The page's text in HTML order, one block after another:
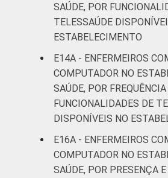
SAÚDE, POR
TELESSAÚDE
ESTABELECIMENTO
E14A - ENFERMEIROS
COMPUTADOR NO
SAÚDE, POR
FUNCIONALIDADES DE
DISPONÍVEIS NO
E16A - ENFERMEIROS
COMPUTADOR NO
SAÚDE, POR PRESENÇA